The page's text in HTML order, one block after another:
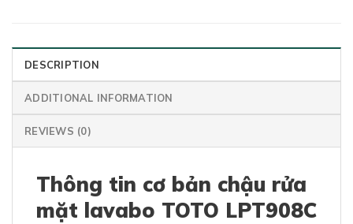
DESCRIPTION
ADDITIONAL INFORMATION
REVIEWS (0)
Thông tin cơ bản chậu rửa
mặt lavabo TOTO LPT908C